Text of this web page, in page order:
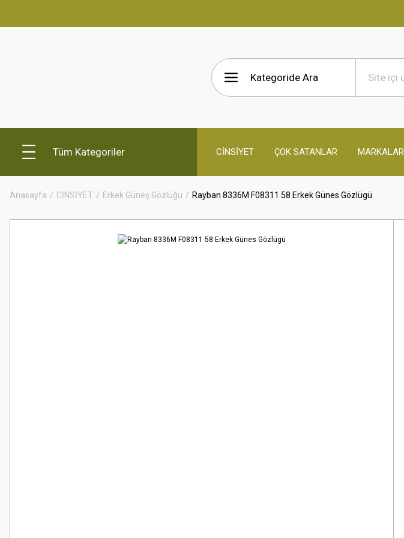
Tüm Kategoriler CİNSİYET ÇOK SATANLAR MARKALAR
Anasayfa CİNSİYET Erkek Güneş Gözlüğü Rayban 8336M F08311 58 Erkek Günes Gözlügü